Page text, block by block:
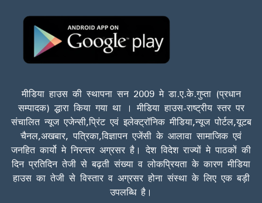
मीडिया हाउस की स्थापना सन 2009 मे डा.ए.के.गुप्ता (प्रधान
सम्पादक) द्धारा किया गया था । मीडिया हाउस-राष्ट्रीय स्तर पर
संचालित न्यूज एजेन्सी,प्रिंट एवं इलेक्ट्रॉनिक मीडिया,न्यूज पोर्टल,यूटब
चैनल,अखबार, पत्रिका,विज्ञापन एजेंसी के आलावा सामाजिक एवं
जनहित कार्यो मे निरन्तर अग्रसर है। देश विदेश राज्यों मे पाठकों की
दिन प्रतिदिन तेजी से बढ़ती संख्या व लोकप्रियता के कारण मीडिया
हाउस का तेजी से विस्तार व अग्रसर होना संस्था के लिए एक बड़ी
उपलब्धि है।